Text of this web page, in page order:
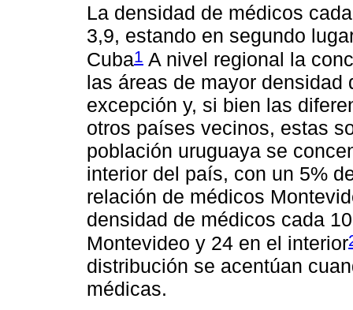
La densidad de médicos
3,9, estando en segundo
Cuba1 A nivel regional la
las áreas de mayor densidad
excepción y, si bien las
otros países vecinos, estas
población uruguaya se
interior del país, con un 5%
relación de médicos
densidad de médicos cada
Montevideo y 24 en el interior
distribución se acentúan
médicas.